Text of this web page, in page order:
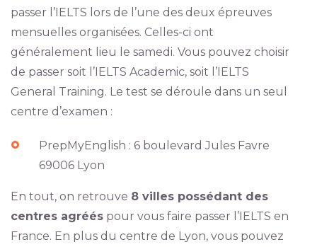
passer l’IELTS lors de l’une des deux épreuves
mensuelles organisées. Celles-ci ont
généralement lieu le samedi. Vous pouvez choisir
de passer soit l’IELTS Academic, soit l’IELTS
General Training. Le test se déroule dans un seul
centre d’examen :
PrepMyEnglish : 6 boulevard Jules Favre
69006 Lyon
En tout, on retrouve 8 villes possédant des
centres agrééspour vous faire passer l’IELTS en
France. En plus du centre de Lyon, vous pouvez